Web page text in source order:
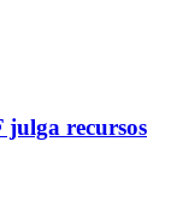
julga recursos